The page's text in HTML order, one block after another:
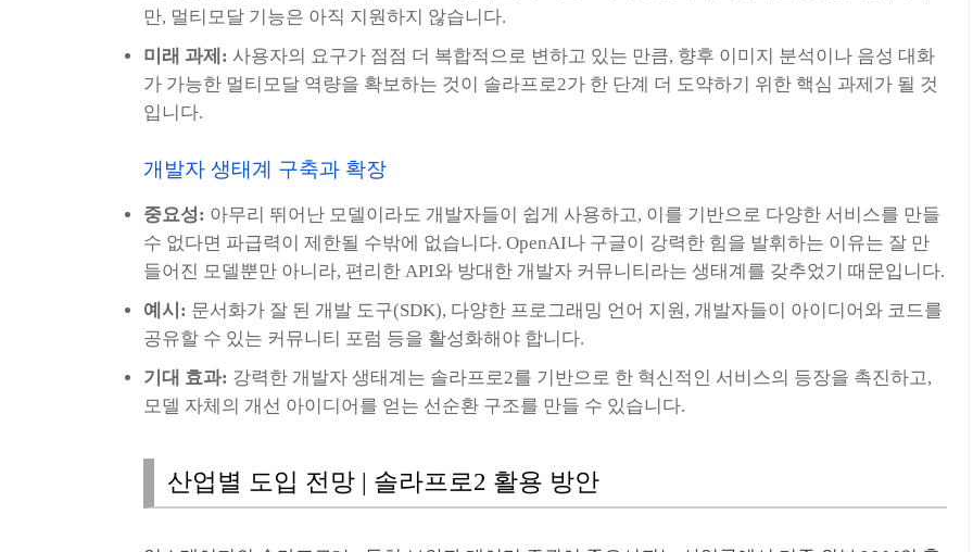
만, 멀티모달 기능은 아직 지원하지 않습니다.
미래 과제: 사용자의 요구가 점점 더 복합적으로 변하고 있는 만큼, 향후 이미지 분석이나 음성 대화
가 가능한 멀티모달 역량을 확보하는 것이 솔라프로2가 한 단계 더 도약하기 위한 핵심 과제가 될 것
입니다.
개발자 생태계 구축과 확장
중요성: 아무리 뛰어난 모델이라도 개발자들이 쉽게 사용하고, 이를 기반으로 다양한 서비스를 만들
수 없다면 파급력이 제한될 수밖에 없습니다. OpenAI나 구글이 강력한 힘을 발휘하는 이유는 잘 만
들어진 모델뿐만 아니라, 편리한 API와 방대한 개발자 커뮤니티라는 생태계를 갖추었기 때문입니다.
예시: 문서화가 잘 된 개발 도구(SDK), 다양한 프로그래밍 언어 지원, 개발자들이 아이디어와 코드를
공유할 수 있는 커뮤니티 포럼 등을 활성화해야 합니다.
기대 효과: 강력한 개발자 생태계는 솔라프로2를 기반으로 한 혁신적인 서비스의 등장을 촉진하고,
모델 자체의 개선 아이디어를 얻는 선순환 구조를 만들 수 있습니다.
산업별 도입 전망 | 솔라프로2 활용 방안